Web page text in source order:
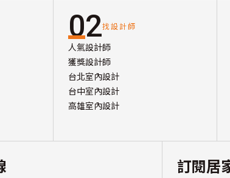
02找設計師
人氣設計師
獲獎設計師
台北室內設計
台中室內設計
高雄室內設計
訂閱居